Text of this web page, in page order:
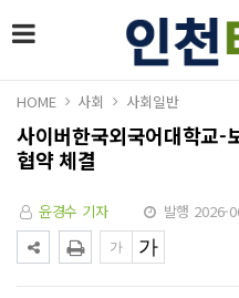
HOME 사회 사회일반
사이버한국외국어대학교-
협약 체결
윤경수 기자 발행 2026-